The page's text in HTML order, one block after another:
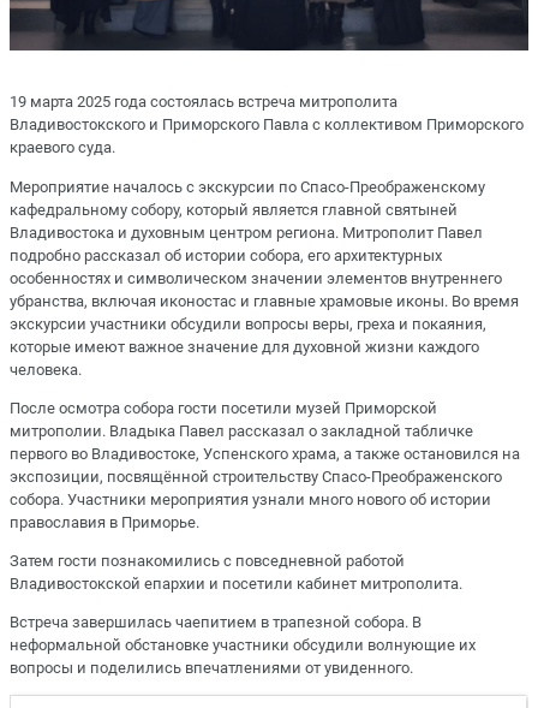
19 марта 2025 года состоялась встреча митрополита
Владивостокского и Приморского Павла с коллективом Приморского
краевого суда.
Мероприятие началось с экскурсии по Спасо-Преображенскому
кафедральному собору, который является главной святыней
Владивостока и духовным центром региона. Митрополит Павел
подробно рассказал об истории собора, его архитектурных
особенностях и символическом значении элементов внутреннего
убранства, включая иконостас и главные храмовые иконы. Во время
экскурсии участники обсудили вопросы веры, греха и покаяния,
которые имеют важное значение для духовной жизни каждого
человека.
После осмотра собора гости посетили музей Приморской
митрополии. Владыка Павел рассказал о закладной табличке
первого во Владивостоке, Успенского храма, а также остановился на
экспозиции, посвящённой строительству Спасо-Преображенского
собора. Участники мероприятия узнали много нового об истории
православия в Приморье.
Затем гости познакомились с повседневной работой
Владивостокской епархии и посетили кабинет митрополита.
Встреча завершилась чаепитием в трапезной собора. В
неформальной обстановке участники обсудили волнующие их
вопросы и поделились впечатлениями от увиденного.